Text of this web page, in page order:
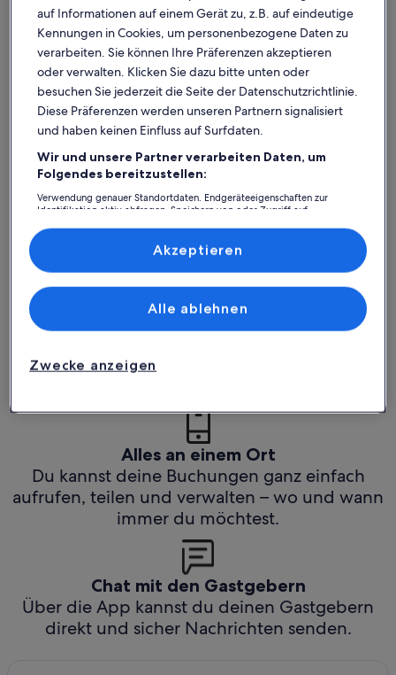
Was spricht für unsere App?
Immer in Verbindung
Du hast all deine Buchungsdetails immer
griffbereit, auch ohne WLAN!
Unser Kundenservice ist rund um die Uhr,
Alles an einem Ort
Du kannst deine Buchungen ganz einfach
aufrufen, teilen und verwalten – wo und wann
immer du möchtest.
Chat mit den Gastgebern
Über die App kannst du deinen Gastgebern
direkt und sicher Nachrichten senden.
auf Informationen auf einem Gerät zu, z.B. auf eindeutige
Kennungen in Cookies, um personenbezogene Daten zu
verarbeiten. Sie können Ihre Präferenzen akzeptieren
oder verwalten. Klicken Sie dazu bitte unten oder
besuchen Sie jederzeit die Seite der Datenschutzrichtlinie.
Diese Präferenzen werden unseren Partnern signalisiert
und haben keinen Einfluss auf Surfdaten.
Wir und unsere Partner verarbeiten Daten, um
Folgendes bereitzustellen:
Verwendung genauer Standortdaten. Endgeräteeigenschaften zur
Identifikation aktiv abfragen. Speichern von oder Zugriff auf
Inhalte, Messung von Werbeleistung und der Performance von Inhalten,
Zielgruppenforschung sowie Entwicklung und Verbesserung von
Liste der Partner (Lieferanten)
Zwecke anzeigen
Alle ablehnen
Akzeptieren